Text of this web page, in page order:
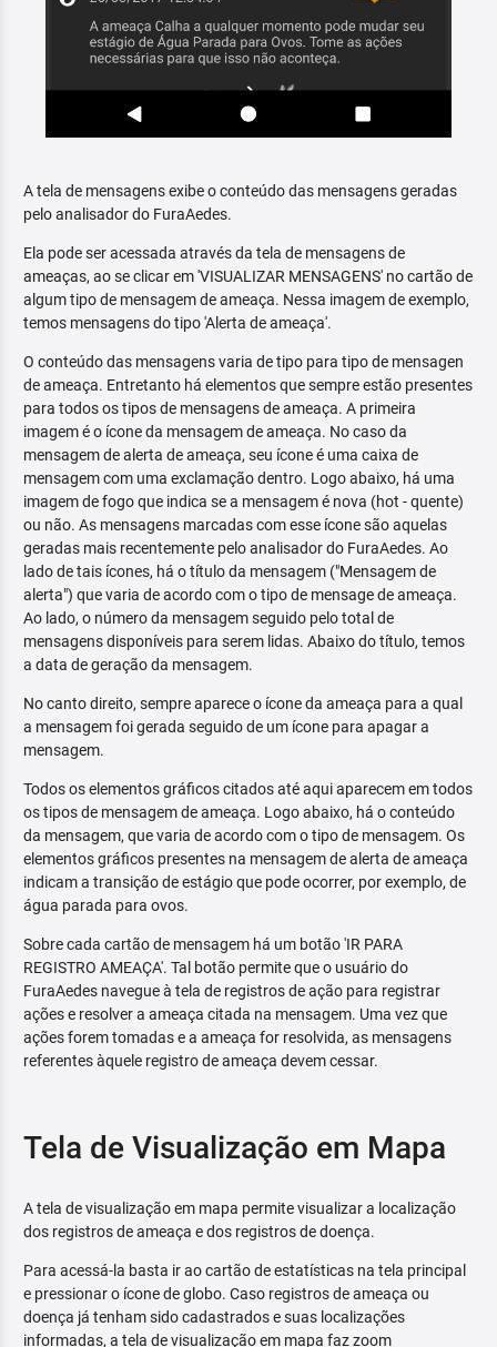
A tela de mensagens exibe o conteúdo das mensagens geradas
pelo analisador do FuraAedes.
Ela pode ser acessada através da tela de mensagens de
ameaças, ao se clicar em 'VISUALIZAR MENSAGENS' no cartão de
algum tipo de mensagem de ameaça. Nessa imagem de exemplo,
temos mensagens do tipo 'Alerta de ameaça'.
O conteúdo das mensagens varia de tipo para tipo de mensagen
de ameaça. Entretanto há elementos que sempre estão presentes
para todos os tipos de mensagens de ameaça. A primeira
imagem é o ícone da mensagem de ameaça. No caso da
mensagem de alerta de ameaça, seu ícone é uma caixa de
mensagem com uma exclamação dentro. Logo abaixo, há uma
imagem de fogo que indica se a mensagem é nova (hot - quente)
ou não. As mensagens marcadas com esse ícone são aquelas
geradas mais recentemente pelo analisador do FuraAedes. Ao
lado de tais ícones, há o título da mensagem ("Mensagem de
alerta") que varia de acordo com o tipo de mensage de ameaça.
Ao lado, o número da mensagem seguido pelo total de
mensagens disponíveis para serem lidas. Abaixo do título, temos
a data de geração da mensagem.
No canto direito, sempre aparece o ícone da ameaça para a qual
a mensagem foi gerada seguido de um ícone para apagar a
mensagem.
Todos os elementos gráficos citados até aqui aparecem em todos
os tipos de mensagem de ameaça. Logo abaixo, há o conteúdo
da mensagem, que varia de acordo com o tipo de mensagem. Os
elementos gráficos presentes na mensagem de alerta de ameaça
indicam a transição de estágio que pode ocorrer, por exemplo, de
água parada para ovos.
Sobre cada cartão de mensagem há um botão 'IR PARA
REGISTRO AMEAÇA'. Tal botão permite que o usuário do
FuraAedes navegue à tela de registros de ação para registrar
ações e resolver a ameaça citada na mensagem. Uma vez que
ações forem tomadas e a ameaça for resolvida, as mensagens
referentes àquele registro de ameaça devem cessar.
Tela de Visualização em Mapa
A tela de visualização em mapa permite visualizar a localização
dos registros de ameaça e dos registros de doença.
Para acessá-la basta ir ao cartão de estatísticas na tela principal
e pressionar o ícone de globo. Caso registros de ameaça ou
doença já tenham sido cadastrados e suas localizações
informadas, a tela de visualização em mapa faz zoom